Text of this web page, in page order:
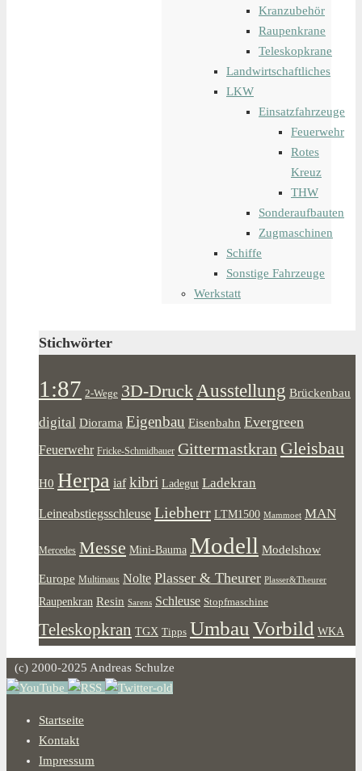
Kranzubehör
Raupenkrane
Teleskopkrane
Landwirtschaftliches
LKW
Einsatzfahrzeuge
Feuerwehr
Rotes
Kreuz
THW
Sonderaufbauten
Zugmaschinen
Schiffe
Sonstige Fahrzeuge
Werkstatt
Stichwörter
1:87 2-Wege 3D-DruckAusstellung Brückenbau
digital Diorama Eigenbau Eisenbahn Evergreen
Feuerwehr Fricke-Schmidbauer Gittermastkran Gleisbau
H0 Herpa iaf kibri Ladegut Ladekran
Leineabstiegsschleuse Liebherr LTM1500 Mammoet MAN
Mercedes Messe Mini-Bauma Modell Modelshow
Europe Multimaus Nolte Plasser & Theurer Plasser&Theurer
Raupenkran Resin Sarens Schleuse Stopfmaschine
Teleskopkran TGX Tipps Umbau Vorbild WKA
(c) 2000-2025 Andreas Schulze
Startseite
Kontakt
Impressum